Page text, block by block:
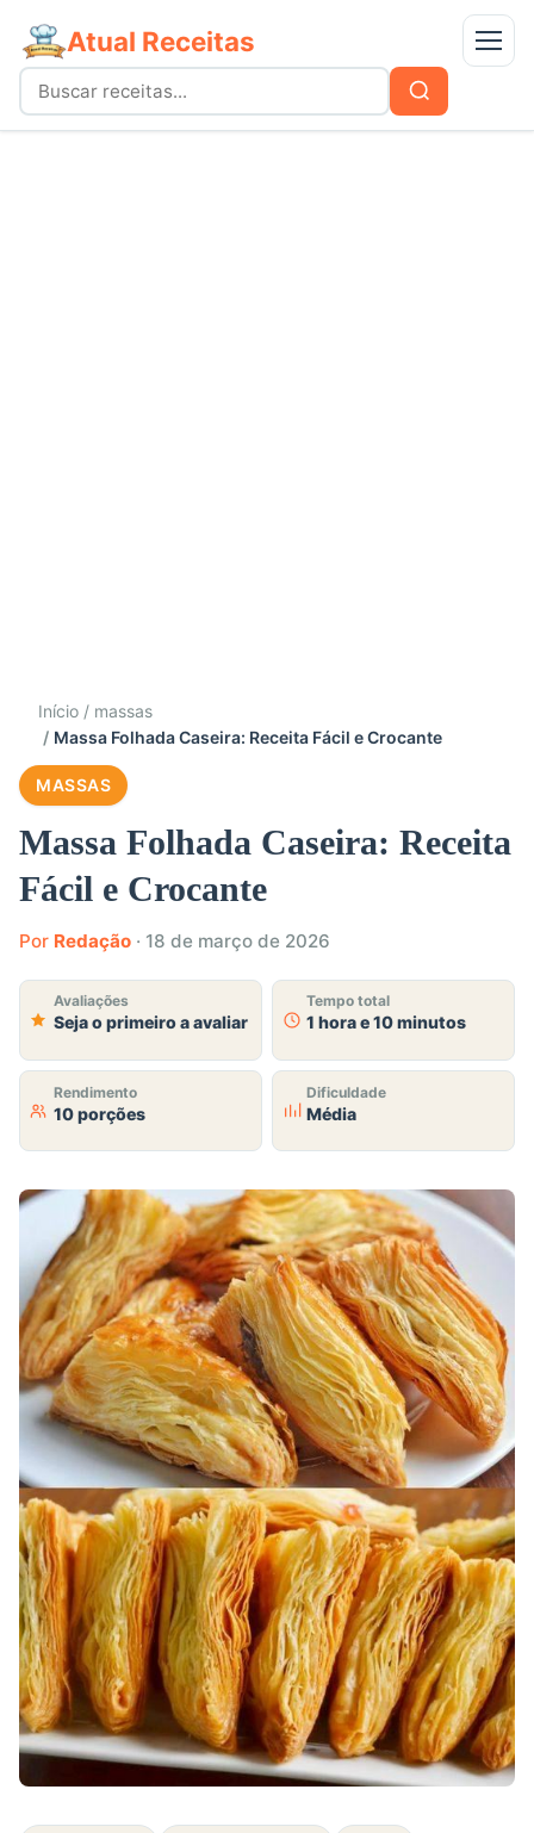
Atual Receitas Menu
Buscar
por:
Buscar
Início
massas
Massa Folhada Caseira: Receita Fácil e Crocante
MASSAS
Massa Folhada Caseira: Receita
Fácil e Crocante
Por Redação · 18 de março de 2026
Avaliações
Seja o primeiro a avaliar
Tempo total
1 hora e 10 minutos
Rendimento
10 porções
Dificuldade
Média